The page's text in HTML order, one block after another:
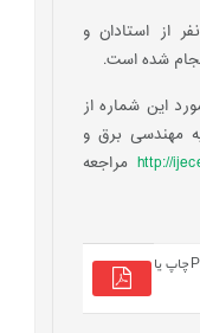
این مقالات توسط 30 نفر از استادان و
شده است.
این شماره از
مهندسی برق و
http://مراجعه
شما می توانید این خبر را در قالب یک فایل PDF چاپ یا